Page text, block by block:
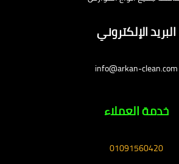
البريد الإلكتروني
info@arkan-clean.com
خدمة العملاء
01091560420